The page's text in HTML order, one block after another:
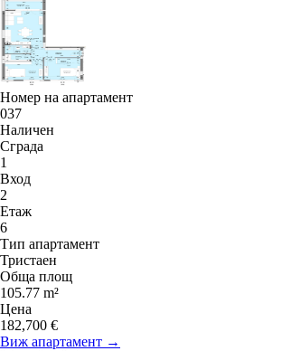
Номер на апартамент
037
Наличен
Сграда
1
Вход
2
Етаж
6
Тип апартамент
Тристаен
Обща площ
105.77 m²
Цена
182,700 €
Виж апартамент →